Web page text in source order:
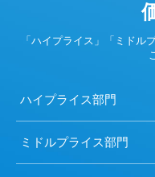
「ハイプライス」「ミドル
ハイプライス部門
ミドルプライス部門